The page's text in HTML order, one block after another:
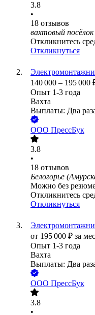
3.8
•
18 отзывов
вахтовый
Откликнитесь
Откликнуться
140 000 – 195 000
Опыт 1-3 года
Вахта
Выплаты: Два
ООО ПрессБук
3.8
•
18 отзывов
Белогорье
Можно без
Откликнитесь
Откликнуться
от 195 000 ₽ за
Опыт 1-3 года
Вахта
Выплаты: Два
ООО ПрессБук
3.8
•